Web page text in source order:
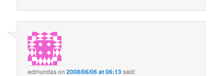
edmundason2008/06/06 at 06:13said: